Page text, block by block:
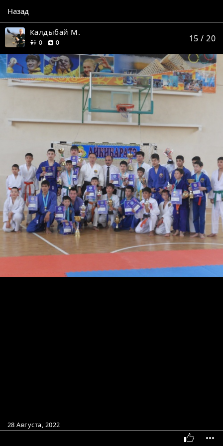
Назад
Калдыбай М.
0друзей
0отзывов 15 / 20
28 Августа, 2022